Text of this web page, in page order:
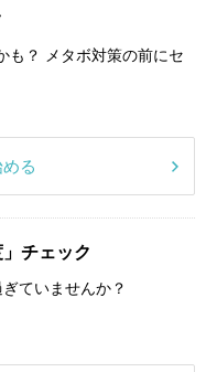
も？ メタボ対策の前にセ
る
チェック
ていませんか？